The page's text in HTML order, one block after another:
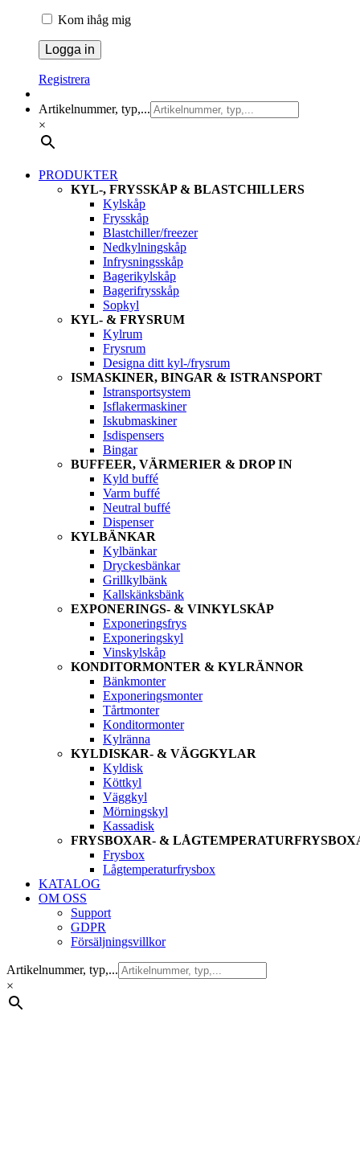
Kom ihåg mig
Registrera
Artikelnummer, typ,...
×
PRODUKTER
KYL-, FRYSSKÅP & BLASTCHILLERS
Kylskåp
Frysskåp
Blastchiller/freezer
Nedkylningskåp
Infrysningsskåp
Bagerikylskåp
Bagerifrysskåp
Sopkyl
KYL- & FRYSRUM
Kylrum
Frysrum
Designa ditt kyl-/frysrum
ISMASKINER, BINGAR & ISTRANSPORT
Istransportsystem
Isflakermaskiner
Iskubmaskiner
Isdispensers
Bingar
BUFFEER, VÄRMERIER & DROP IN
Kyld buffé
Varm buffé
Neutral buffé
Dispenser
KYLBÄNKAR
Kylbänkar
Dryckesbänkar
Grillkylbänk
Kallskänksbänk
EXPONERINGS- & VINKYLSKÅP
Exponeringsfrys
Exponeringskyl
Vinskylskåp
KONDITORMONTER & KYLRÄNNOR
Bänkmonter
Exponeringsmonter
Tårtmonter
Konditormonter
Kylränna
KYLDISKAR- & VÄGGKYLAR
Kyldisk
Köttkyl
Väggkyl
Mörningskyl
Kassadisk
FRYSBOXAR- &
Frysbox
Lågtemperaturfrysbox
KATALOG
OM OSS
Support
GDPR
Försäljningsvillkor
Artikelnummer, typ,...
×